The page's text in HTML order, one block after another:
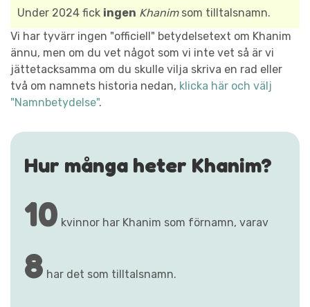
Under 2024 fick ingen Khanimsom tilltalsnamn.
Vi har tyvärr ingen "officiell" betydelsetext om Khanim
ännu, men om du vet något som vi inte vet så är vi
jättetacksamma om du skulle vilja skriva en rad eller
två om namnets historia nedan, klicka här och välj
"Namnbetydelse".
Hur många heter Khanim?
10 kvinnor har Khanim som förnamn, varav
8 har det som tilltalsnamn.